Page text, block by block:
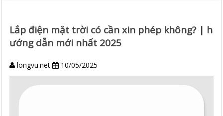
Lắp điện mặt trời có cần xin phép không? | h
ướng dẫn mới nhất 2025
longvu.net 10/05/2025